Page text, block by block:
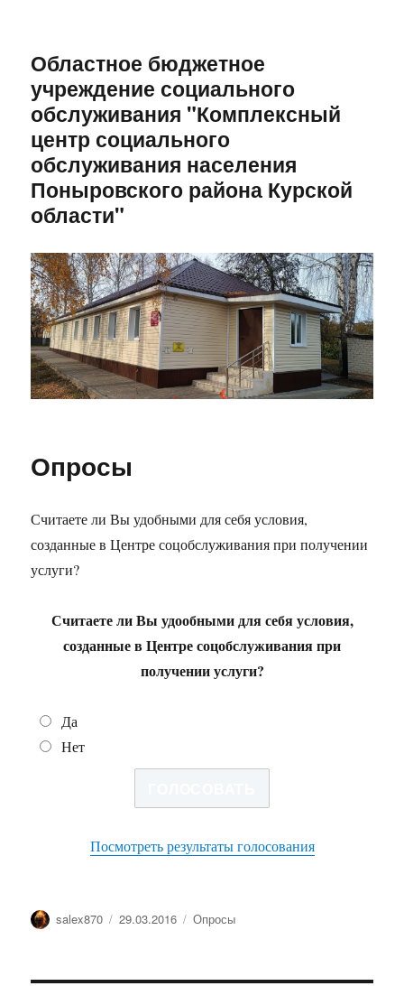
Областное бюджетное
учреждение социального
обслуживания "Комплексный
центр социального
обслуживания населения
Поныровского района Курской
области"
Опросы
Считаете ли Вы удобными для себя условия,
созданные в Центре соцобслуживания при получении
услуги?
Считаете ли Вы удообными для себя условия,
созданные в Центре соцобслуживания при
получении услуги?
Да
Нет
Посмотреть результаты голосования
Автор
salex870 Опубликовано
29.03.2016 Рубрики
Опросы